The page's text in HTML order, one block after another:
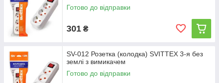
Готово до відправки
301 ₴
SV-012 Розетка (колодка) SVITTEX 3-я без
землі з вимикачем
Готово до відправки